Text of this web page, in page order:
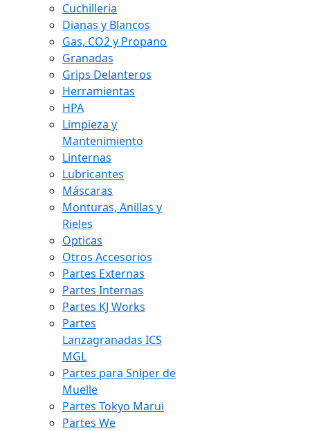
Cuchilleria
Dianas y Blancos
Gas, CO2 y Propano
Granadas
Grips Delanteros
Herramientas
HPA
Limpieza y
Mantenimiento
Linternas
Lubricantes
Máscaras
Monturas, Anillas y
Rieles
Opticas
Otros Accesorios
Partes Externas
Partes Internas
Partes KJ Works
Partes
Lanzagranadas ICS
MGL
Partes para Sniper de
Muelle
Partes Tokyo Marui
Partes We